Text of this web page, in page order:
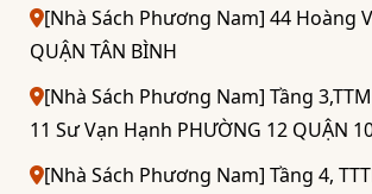
[Nhà Sách Phương Nam] 44 Hoàng
QUẬN TÂN BÌNH
[Nhà Sách Phương Nam] Tầng
11 Sư Vạn Hạnh PHƯỜNG 12 QUẬN
[Nhà Sách Phương Nam] Tầng 4,